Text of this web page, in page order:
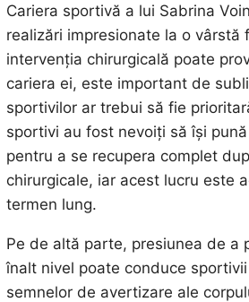
Cariera sportivă a lui Sabrina
realizări impresionate la o vârstă
intervenția chirurgicală poate
cariera ei, este important de
sportivilor ar trebui să fie
sportivi au fost nevoiți să își
pentru a se recupera complet
chirurgicale, iar acest lucru este
termen lung.
Pe de altă parte, presiunea de a
înalt nivel poate conduce
semnelor de avertizare ale